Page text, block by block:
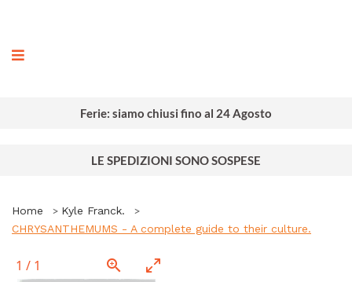
Ferie: siamo chiusi fino al 24 Agosto
LE SPEDIZIONI SONO SOSPESE
Home
Kyle Franck.
CHRYSANTHEMUMS - A complete guide to their culture.
1 / 1